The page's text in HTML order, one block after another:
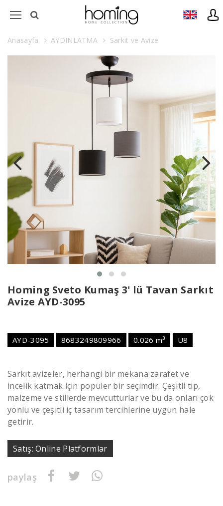
Anasayfa AYDINLATMA Sarkıt ve Avize
Homing Sveto Kumaş 3' lü Tavan Sarkıt
Avize AYD-3095
AYD-3095 8683249809966 0.026 m³ U8
Sarkıt avizeler, herhangi bir mekana zarafet ve
incelik katmak için popüler bir seçimdir. Çeşitli tip,
malzeme ve stillerde mevcutturlar ve bu da onları çok
yönlü ve çeşitli iç tasarım tercihlerine uygun hale
getirir.
Satış: Online Platformlar
paylaş